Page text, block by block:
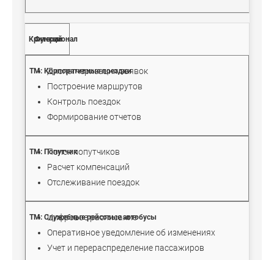
Функционал
Диспетчеризация заявок
Построение маршрутов
Контроль поездок
Формирование отчетов
Поиск попутчиков
Расчет компенсаций
Отслеживание поездок
Цифровое расписание
Оперативное уведомление об изменениях
Учет и перераспределение пассажиров